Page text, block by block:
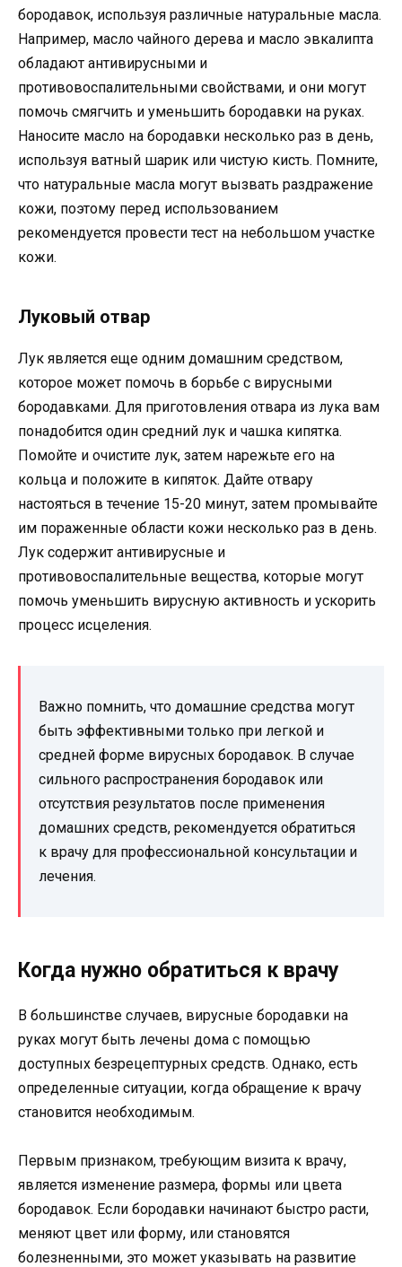
бородавок, используя различные натуральные масла.
Например, масло чайного дерева и масло эвкалипта
обладают антивирусными и
противовоспалительными свойствами, и они могут
помочь смягчить и уменьшить бородавки на руках.
Наносите масло на бородавки несколько раз в день,
используя ватный шарик или чистую кисть. Помните,
что натуральные масла могут вызвать раздражение
кожи, поэтому перед использованием
рекомендуется провести тест на небольшом участке
кожи.
Луковый отвар
Лук является еще одним домашним средством,
которое может помочь в борьбе с вирусными
бородавками. Для приготовления отвара из лука вам
понадобится один средний лук и чашка кипятка.
Помойте и очистите лук, затем нарежьте его на
кольца и положите в кипяток. Дайте отвару
настояться в течение 15-20 минут, затем промывайте
им пораженные области кожи несколько раз в день.
Лук содержит антивирусные и
противовоспалительные вещества, которые могут
помочь уменьшить вирусную активность и ускорить
процесс исцеления.
Важно помнить, что домашние средства могут
быть эффективными только при легкой и
средней форме вирусных бородавок. В случае
сильного распространения бородавок или
отсутствия результатов после применения
домашних средств, рекомендуется обратиться
к врачу для профессиональной консультации и
лечения.
Когда нужно обратиться к врачу
В большинстве случаев, вирусные бородавки на
руках могут быть лечены дома с помощью
доступных безрецептурных средств. Однако, есть
определенные ситуации, когда обращение к врачу
становится необходимым.
Первым признаком, требующим визита к врачу,
является изменение размера, формы или цвета
бородавок. Если бородавки начинают быстро расти,
меняют цвет или форму, или становятся
болезненными, это может указывать на развитие